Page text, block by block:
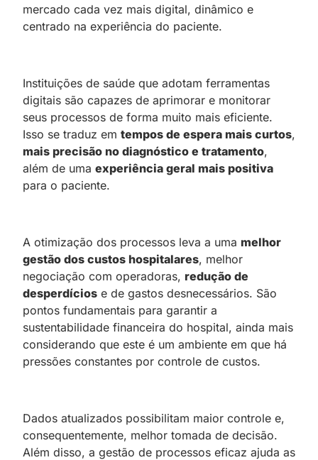
mercado cada vez mais digital, dinâmico e
centrado na experiência do paciente.
Instituições de saúde que adotam ferramentas
digitais são capazes de aprimorar e monitorar
seus processos de forma muito mais eficiente.
Isso se traduz em tempos de espera mais curtos,
mais precisão no diagnóstico e tratamento,
além de uma experiência geral mais positiva
para o paciente.
A otimização dos processos leva a uma melhor
gestão dos custos hospitalares, melhor
negociação com operadoras, redução de
desperdícios e de gastos desnecessários. São
pontos fundamentais para garantir a
sustentabilidade financeira do hospital, ainda mais
considerando que este é um ambiente em que há
pressões constantes por controle de custos.
Dados atualizados possibilitam maior controle e,
consequentemente, melhor tomada de decisão.
Além disso, a gestão de processos eficaz ajuda as